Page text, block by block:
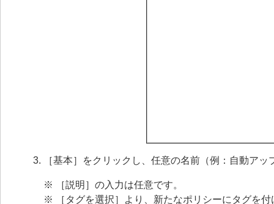
［基本］をクリックし、任意の名前（例：自動ア
※ ［説明］の入力は任意です。
※ ［タグを選択］より、新たなポリシーにタグを